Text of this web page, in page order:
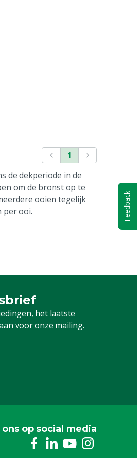
1
de dekperiode in de
om de bronst op te
ooien tegelijk
per ooi.
het laatste
voor onze mailing.
ons op social media
Feedback